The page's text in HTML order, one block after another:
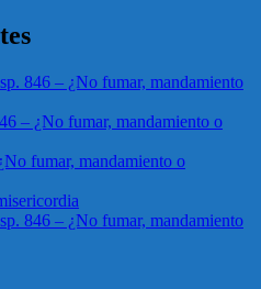
846 – ¿No fumar, mandamiento
– ¿No fumar, mandamiento o
fumar, mandamiento o
846 – ¿No fumar, mandamiento